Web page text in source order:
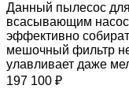
Данный пылесос
всасывающим
эффективно
мешочный фильтр
улавливает даже
197 100 ₽